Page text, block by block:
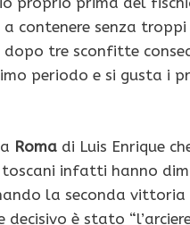
contenere senza
tre sconfitte
periodo e si gusta i
Roma di Luis Enrique
toscani infatti hanno
la seconda
è stato